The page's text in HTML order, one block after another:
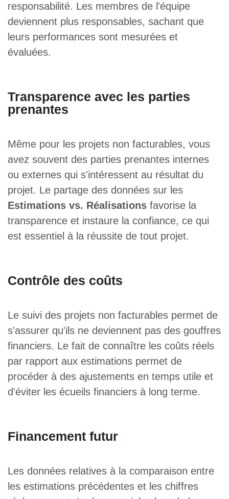
responsabilité. Les membres de l'équipe
deviennent plus responsables, sachant que
leurs performances sont mesurées et
évaluées.
Transparence avec les parties
prenantes
Même pour les projets non facturables, vous
avez souvent des parties prenantes internes
ou externes qui s'intéressent au résultat du
projet. Le partage des données sur les
Estimations vs. Réalisations favorise la
transparence et instaure la confiance, ce qui
est essentiel à la réussite de tout projet.
Contrôle des coûts
Le suivi des projets non facturables permet de
s'assurer qu'ils ne deviennent pas des gouffres
financiers. Le fait de connaître les coûts réels
par rapport aux estimations permet de
procéder à des ajustements en temps utile et
d'éviter les écueils financiers à long terme.
Financement futur
Les données relatives à la comparaison entre
les estimations précédentes et les chiffres